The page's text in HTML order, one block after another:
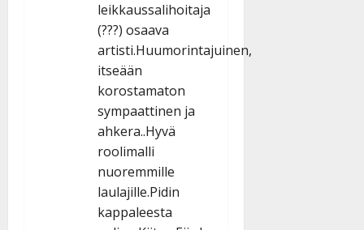
leikkaussalihoitaja
(???) osaava
artisti.Huumorintajuinen,
itseään
korostamaton
sympaattinen ja
ahkera..Hyvä
roolimalli
nuoremmille
laulajille.Pidin
kappaleesta